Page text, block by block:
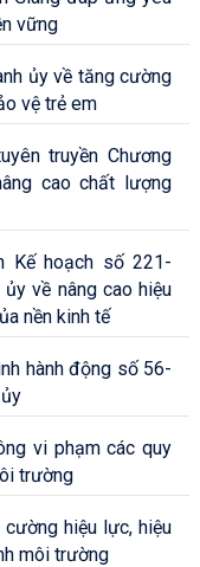
vững
ủy về tăng cường
vệ trẻ em
truyền Chương
cao chất lượng
hoạch số 221-
về nâng cao hiệu
nền kinh tế
hành động số 56-
vi phạm các quy
trường
hiệu lực, hiệu
môi trường